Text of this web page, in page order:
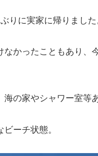
りに実家に帰りました
かったこともあり、
の家やシャワー室等
ーチ状態。